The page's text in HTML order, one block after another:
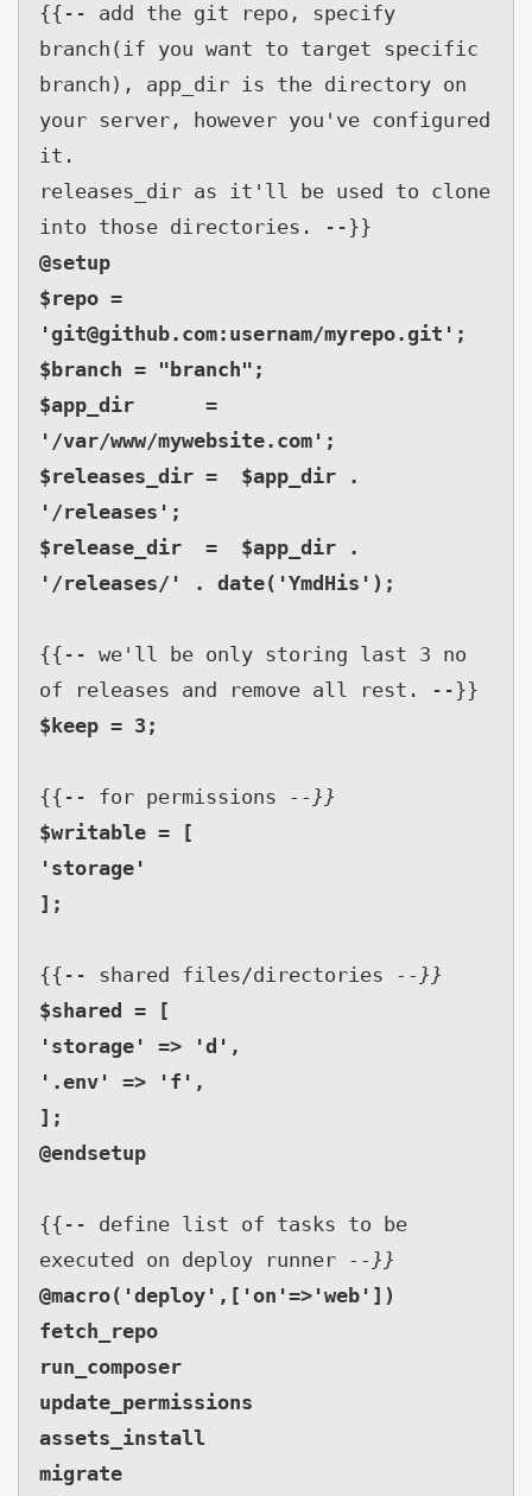
{{-- add the git repo, specify
branch(if you want to target specific
branch), app_dir is the directory on
your server, however you've configured
it.
releases_dir as it'll be used to clone
into those directories. --}}
@setup
$repo =
'git@github.com:usernam/myrepo.git';
$branch = "branch";
$app_dir      =
'/var/www/mywebsite.com';
$releases_dir =  $app_dir .
'/releases';
$release_dir  =  $app_dir .
{{-- we'll be only storing last 3 no
of releases and remove all rest. --}}
{{-- for permissions
--}}
$writable = [
'storage'
{{-- shared files/directories
--}}
$shared = [
'storage' => 'd',
'.env' => 'f',
];
@endsetup
{{-- define list of tasks to be
executed on deploy runner --}}
@macro('deploy',['on'=>'web'])
fetch_repo
run_composer
update_permissions
assets_install
migrate